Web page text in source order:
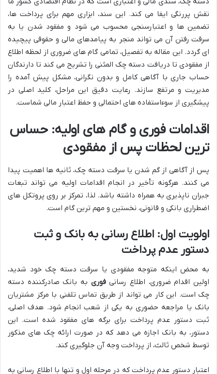
نقش پررنگی ایفا می کند. این سند، ابزاری مهم برای پرداخت ها،
تضمین ها و اعتبارسنجی محسوب می شود و مفقود شدن یا به
سرقت رفتن آن می تواند منجر به پیامدهای مالی و حقوقی پیچیده
ای گردد. این مقاله به تفصیل، تمامی گام های ضروری از لحظه اطلاع
از مفقودی تا دریافت دسته چک المثنی را تشریح می کند تا دارندگان
حساب جاری با آگاهی کامل و بدون نگرانی، مشکل پیش آمده را
مدیریت و مرتفع سازند. رعایت دقیق این مراحل، کلید اصلی در
پیشگیری از سوءاستفاده های احتمالی و حفظ اعتبار مالی شماست.
اقدامات فوری و گام های اولیه: حساس
ترین لحظات پس از مفقودی
پس از آگاهی از گم شدن یا سرقت دسته چک، ثانیه ها اهمیت پیدا
می کنند. هرگونه تأخیر در انجام اقدامات اولیه می تواند تبعات
جبران ناپذیری به همراه داشته باشد. لذا، تمرکز بر روی پروتکل های
اضطراری بانکی و قانونی، نخستین و مهم ترین گام است.
اولویت اول: اطلاع رسانی به بانک و ثبت
دستور عدم پرداخت
به محض اینکه متوجه مفقودی یا سرقت دسته چک خود شدید،
اولین اقدام ضروری، اطلاع رسانیفوری به بانک صادرکننده دسته
چک است. این کار می تواند از طریق تماس تلفنی با مرکز مشتریان
بانک یا مراجعه حضوری به یکی از شعب انجام شود. هدف اصلی،
ثبت دستور عدم پرداخت برای برگه های مفقود شده است. این
دستور، به بانک اجازه می دهد که در صورت ارائه چک های مذکور
توسط شخص ثالث، از پرداخت وجه آن جلوگیری کند.
اعتبار دستور عدم پرداخت که در مرحله اول و تنها با اطلاع رسانی به